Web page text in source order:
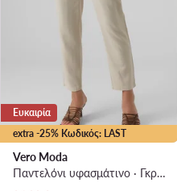
extra -25% Κωδικός: LAST
Ευκαιρία
Vero Moda
Παντελόνι υφασμάτινο · Γκρι · Regular Fit